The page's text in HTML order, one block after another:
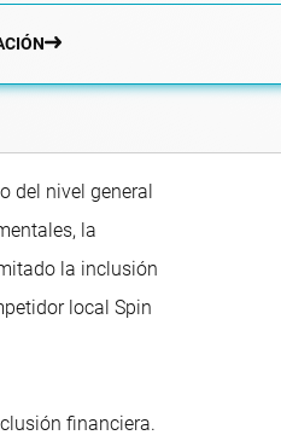
del nivel general
la
la inclusión
local Spin
financiera.